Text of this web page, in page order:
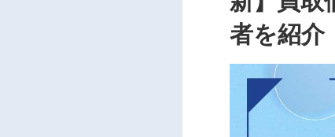
者を紹介